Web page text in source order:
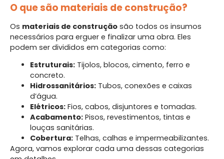
O que são materiais de construção?
Os materiais de construção são todos os insumos
necessários para erguer e finalizar uma obra. Eles
podem ser divididos em categorias como:
Estruturais: Tijolos, blocos, cimento, ferro e
concreto.
Hidrossanitários: Tubos, conexões e caixas
d’água.
Elétricos: Fios, cabos, disjuntores e tomadas.
Acabamento: Pisos, revestimentos, tintas e
louças sanitárias.
Cobertura: Telhas, calhas e impermeabilizantes.
Agora, vamos explorar cada uma dessas categorias